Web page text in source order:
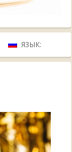
ЯЗЫК: